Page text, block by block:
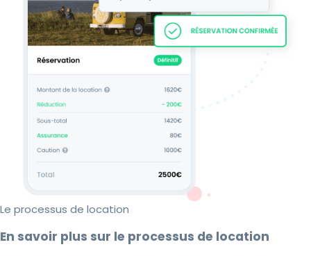
Le processus de location
En savoir plus sur le processus de location